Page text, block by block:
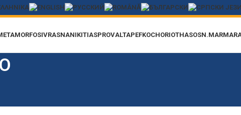
VRASNANIKITIASPROVALTAPEFKOCHORIOTHASOS